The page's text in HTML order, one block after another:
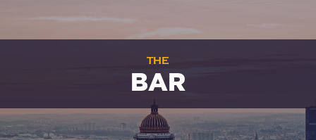
THE
BAR
Weine, Biere, Champagner, Spirituosen,
Cocktails und Snacks.